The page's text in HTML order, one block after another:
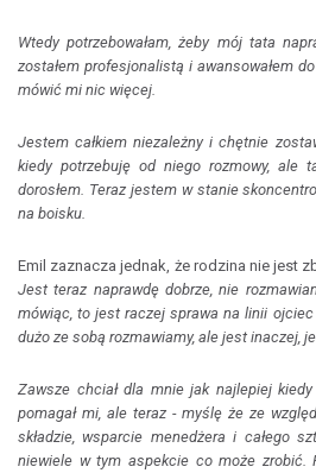
Wtedy potrzebowałam, żeby mój tata
zostałem profesjonalistą i awansowałem
mówić mi nic więcej.
Jestem całkiem niezależny i chętnie
kiedy potrzebuję od niego rozmowy, ale
dorosłem. Teraz jestem w stanie
na boisku.
Emil zaznacza jednak, że rodzina nie jest
Jest teraz naprawdę dobrze, nie
mówiąc, to jest raczej sprawa na linii
dużo ze sobą rozmawiamy, ale jest inaczej,
Zawsze chciał dla mnie jak najlepiej kiedy
pomagał mi, ale teraz - myślę że ze
składzie, wsparcie menedżera i całego
niewiele w tym aspekcie co może zrobić.